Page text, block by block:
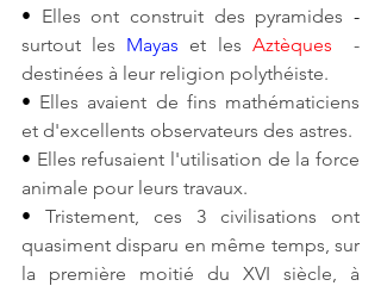
• Elles ont construit des pyramides -
surtout les Mayas et les Aztèques
-
destinées à leur religion polythéiste.
• Elles avaient de fins mathématiciens
et d'excellents observateurs des astres.
• Elles refusaient l'utilisation de la force
animale pour leurs travaux.
• Tristement, ces 3 civilisations ont
quasiment disparu en même temps, sur
la première moitié du XVI siècle, à